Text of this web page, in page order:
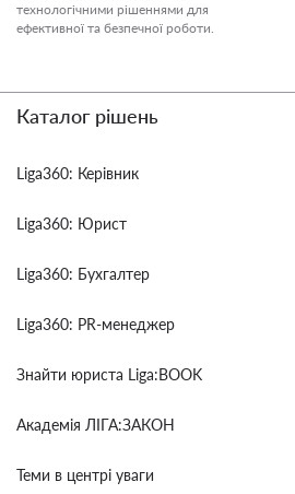
технологічними рішеннями для
ефективної та безпечної роботи.
Каталог рішень
Liga360: Керівник
Liga360: Юрист
Liga360: Бухгалтер
Liga360: PR-менеджер
Знайти юриста Liga:BOOK
Академія ЛІГА:ЗАКОН
Теми в центрі уваги